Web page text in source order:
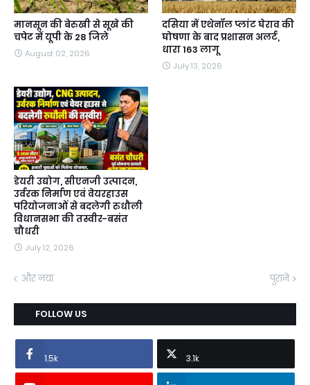
मानसून की बेरुखी से सूखे की
चपेट में यूपी के 28 जिले
August 02, 2026
दसिया में एथेनॉल प्लांट घेराव की
घोषणा के बाद प्रशासन अलर्ट,
धारा 163 लागू
July 13, 2026
डेयरी उद्योग, सीएनजी उत्पादन,
उर्वरक निर्माण एवं वेयरहाउस
परियोजनाओं से बदलेगी रुधौली
विधानसभा की तस्वीर-बसंत
चौधरी
July 12, 2026
और नया पुराने
FOLLOW US
1.5k 3.1k